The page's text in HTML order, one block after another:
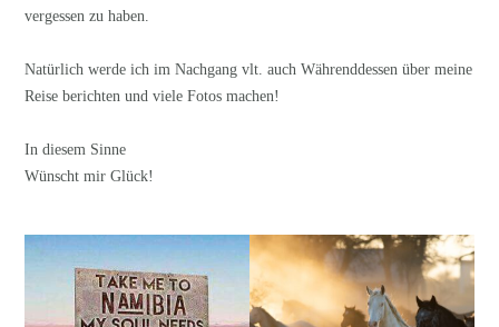
vergessen zu haben.
Natürlich werde ich im Nachgang vlt. auch Währenddessen über meine
Reise berichten und viele Fotos machen!
In diesem Sinne
Wünscht mir Glück!